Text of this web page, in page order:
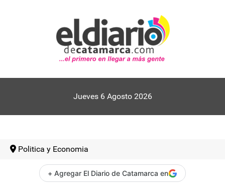
Jueves 6 Agosto 2026
Politica y Economia
+ Agregar El Diario de Catamarca en